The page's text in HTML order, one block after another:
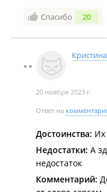
Спасибо 20
Кристина
20 ноября 2023 г.
Ответ на
Достоинства: Их
Недостатки: А
недостаток
Комментарий: